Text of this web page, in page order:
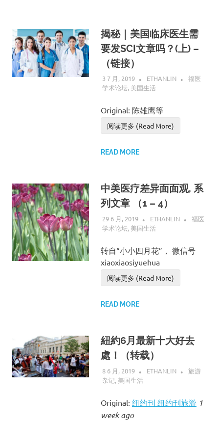
揭秘｜美国临床医生需
要发SCI文章吗？(上) –
（链接）
3 7 月, 2019 ETHANLIN
福医
学术论坛, 美国生活
Original: 陈雄鹰等
阅读更多 (Read More)
READ MORE
中美医疗差异面面观, 系
列文章 （1 – 4）
29 6 月, 2019 ETHANLIN
福医
学术论坛, 美国生活
转自“小小四月花”， 微信号
xiaoxiaosiyuehua
阅读更多 (Read More)
READ MORE
紐約6月最新十大好去
處！（转载）
8 6 月, 2019 ETHANLIN
旅游
杂记, 美国生活
Original: 纽约刊 纽约刊旅游 1
week ago